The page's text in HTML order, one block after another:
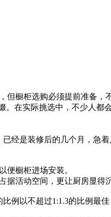
橱柜选购必须提前准备，
在实际挑选中，不少人都
经是装修后的几个月，急
便橱柜进场安装。
活动空间，更让厨房显得
例以不超过1:1.3的比例最